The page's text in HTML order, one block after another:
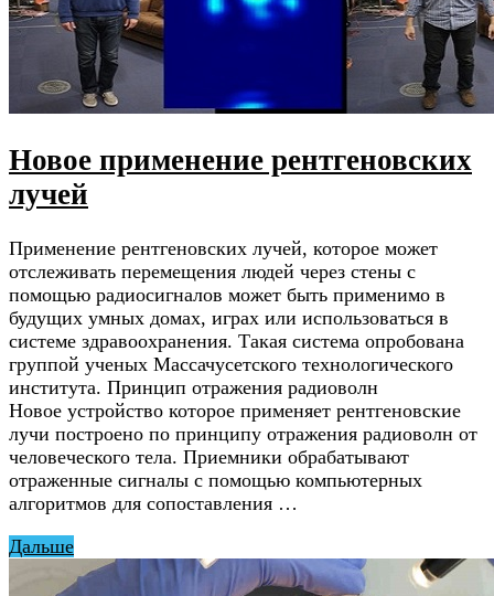
Новое применение рентгеновских
лучей
Применение рентгеновских лучей, которое может
отслеживать перемещения людей через стены с
помощью радиосигналов может быть применимо в
будущих умных домах, играх или использоваться в
системе здравоохранения. Такая система опробована
группой ученых Массачусетского технологического
института. Принцип отражения радиоволн
Новое устройство которое применяет рентгеновские
лучи построено по принципу отражения радиоволн от
человеческого тела. Приемники обрабатывают
отраженные сигналы с помощью компьютерных
алгоритмов для сопоставления …
Дальше